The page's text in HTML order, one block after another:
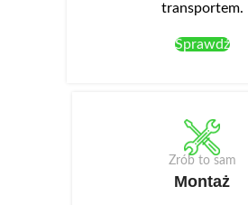
transportem.
Sprawdź
Zrób to sam
Montaż